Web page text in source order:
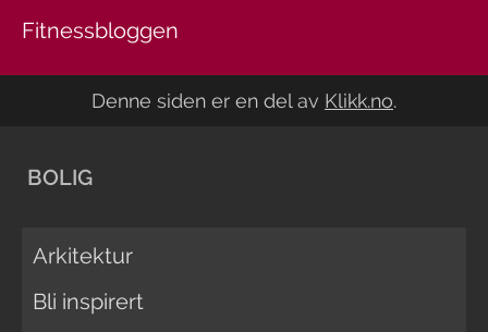
Fitnessbloggen
Denne siden er en del av Klikk.no.
BOLIG
Arkitektur
Bli inspirert